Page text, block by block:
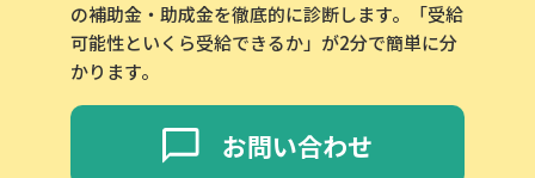
の補助金・助成金を徹底的に診断します。「受給
可能性といくら受給できるか」が2分で簡単に分
かります。
お問い合わせ